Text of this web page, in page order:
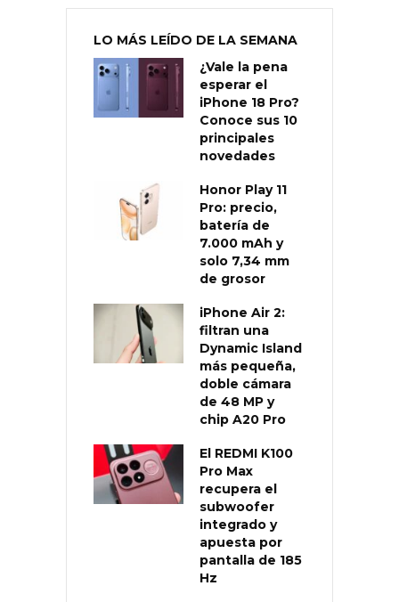
LO MÁS LEÍDO DE LA SEMANA
¿Vale la pena
esperar el
iPhone 18 Pro?
Conoce sus 10
principales
novedades
Honor Play 11
Pro: precio,
batería de
7.000 mAh y
solo 7,34 mm
de grosor
iPhone Air 2:
filtran una
Dynamic Island
más pequeña,
doble cámara
de 48 MP y
chip A20 Pro
El REDMI K100
Pro Max
recupera el
subwoofer
integrado y
apuesta por
pantalla de 185
Hz